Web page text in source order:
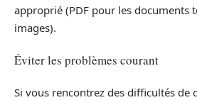
approprié (PDF pour les documents
images).
Éviter les problèmes courant
Si vous rencontrez des difficultés de